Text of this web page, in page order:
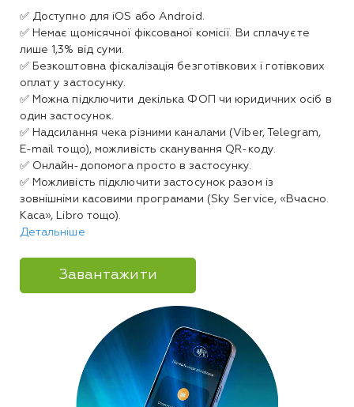
✅ Доступно для iOS або Android.
✅ Немає щомісячної фіксованої комісії. Ви сплачуєте
лише 1,3% від суми.
✅ Безкоштовна фіскалізація безготівкових і готівкових
оплат у застосунку.
✅ Можна підключити декілька ФОП чи юридичних осіб в
один застосунок.
✅ Надсилання чека різними каналами (Viber, Telegram,
E-mail тощо), можливість сканування QR-коду.
✅ Онлайн-допомога просто в застосунку.
✅ Можливість підключити застосунок разом із
зовнішніми касовими програмами (Sky Service, «Вчасно.
Каса», Libro тощо).
Детальніше
Завантажити